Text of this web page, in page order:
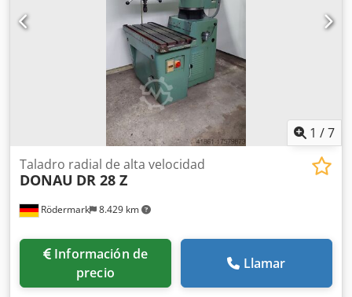
1 /7
Rödermark 8.429 km
Taladro radial de alta velocidad
DONAU DR 28 Z
Información de
precio
Llamar